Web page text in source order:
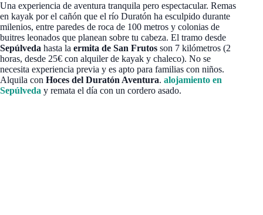
Una experiencia de aventura tranquila pero espectacular. Remas
en kayak por el cañón que el río Duratón ha esculpido durante
milenios, entre paredes de roca de 100 metros y colonias de
buitres leonados que planean sobre tu cabeza. El tramo desde
Sepúlveda hasta la ermita de San Frutos son 7 kilómetros (2
horas, desde 25€ con alquiler de kayak y chaleco). No se
necesita experiencia previa y es apto para familias con niños.
Alquila con Hoces del Duratón Aventura. alojamiento en
Sepúlveda y remata el día con un cordero asado.